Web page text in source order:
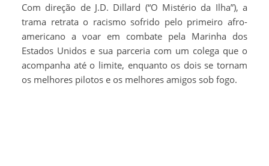
Com direção de J.D. Dillard (“O Mistério da Ilha”), a
trama retrata o racismo sofrido pelo primeiro afro-
americano a voar em combate pela Marinha dos
Estados Unidos e sua parceria com um colega que o
acompanha até o limite, enquanto os dois se tornam
os melhores pilotos e os melhores amigos sob fogo.